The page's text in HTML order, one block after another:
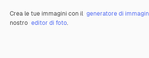
Crea le tue immagini con il generatore di
nostro editor di foto.